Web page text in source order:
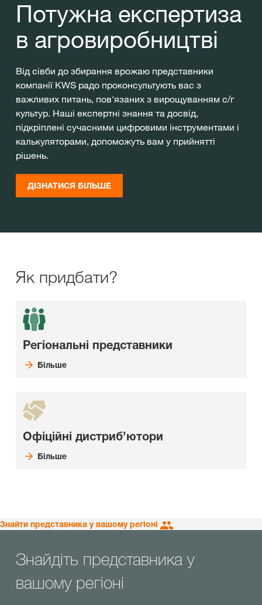
Потужна експертиза
в агровиробництві
Від сівби до збирання врожаю представники
компанії KWS радо проконсультують вас з
важливих питань, пов'язаних з вирощуванням с/г
культур. Наші експертні знання та досвід,
підкріплені сучасними цифровими інструментами і
калькуляторами, допоможуть вам у прийнятті
рішень.
ДІЗНАТИСЯ БІЛЬШЕ
Як придбати?
Регіональні представники
Більше
Офіційні дистриб’ютори
Більше
Знайти представника у вашому регіоні
Знайдіть представника у
вашому регіоні